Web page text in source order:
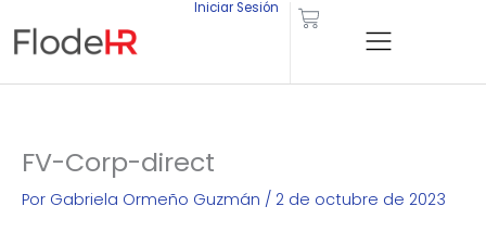
Carrito
Iniciar Sesión
FV-Corp-direct
Por Gabriela Ormeño Guzmán / 2 de octubre de 2023